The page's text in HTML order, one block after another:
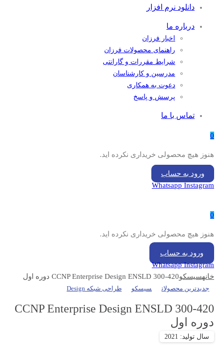
دانلود نرم افزار
درباره ما
اخبار فرزان
راهنمای محصولات فرزان
شرایط مقررات و گارانتی
مدرسین و کارشناسان
دعوت به همکاری
پرسش و پاسخ
تماس با ما
0
هنوز هیچ محصولی خریداری نکرده اید.
ورود به حساب
Whatsapp Instagram
0
هنوز هیچ محصولی خریداری نکرده اید.
ورود به حساب
Whatsapp Instagram
خانهسیسکوCCNP Enterprise Design ENSLD 300-420 دوره اول
جدیدترین محصولات سیسکو طراحی شبکه Design
CCNP Enterprise Design ENSLD 300-420
دوره اول